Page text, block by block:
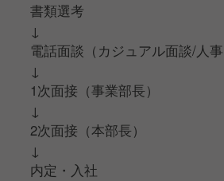
書類選考
↓
電話面談（カジュアル面談/人事
↓
1次面接（事業部長）
↓
2次面接（本部長）
↓
内定・入社